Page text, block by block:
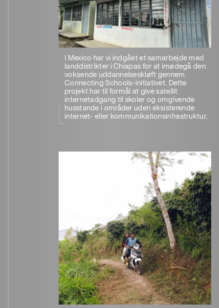
I Mexico har vi indgået et samarbejde med
landdistrikter i Chiapas for at imødegå den
voksende uddannelseskløft gennem
Connecting Schools-initiativet. Dette
projekt har til formål at give satellit
internetadgang til skoler og omgivende
husstande i områder uden eksisterende
internet- eller kommunikationsinfrastruktur.